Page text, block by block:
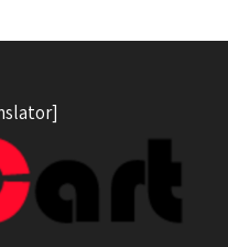
[google-translator]